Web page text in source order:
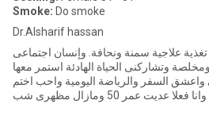
Smoke: Do smoke
Dr.Alsharif hassan
علاجية سمنة ونحافة. وإنسان اجتماعى
وتشاركنى الحياة الهادئة استمر معها
عمرى واعطيها كل وقتى واعشق السفر والرياضة اليومية واحب اختم
عمر 50 ومازال مظهرى شب